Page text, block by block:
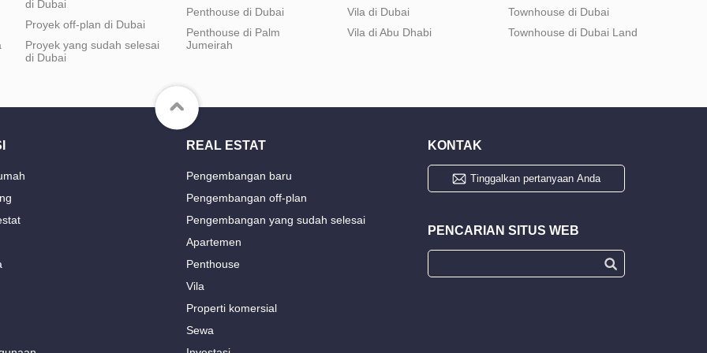
di Dubai
Proyek off-plan di Dubai
Proyek yang sudah selesai
di Dubai
Penthouse di Dubai
Penthouse di Palm
Jumeirah
Vila di Dubai
Vila di Abu Dhabi
Townhouse di Dubai
Townhouse di Dubai Land
REAL ESTAT
Pengembangan baru
Pengembangan off-plan
Pengembangan yang sudah selesai
Apartemen
Penthouse
Vila
Properti komersial
Sewa
KONTAK
Tinggalkan pertanyaan Anda
PENCARIAN SITUS WEB